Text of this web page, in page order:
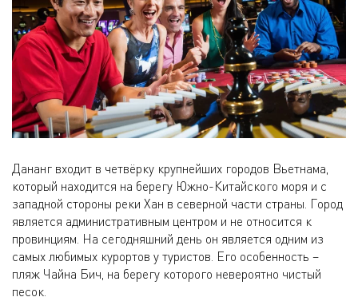
Дананг входит в четвёрку крупнейших городов Вьетнама,
который находится на берегу Южно-Китайского моря и с
западной стороны реки Хан в северной части страны. Город
является административным центром и не относится к
провинциям. На сегодняшний день он является одним из
самых любимых курортов у туристов. Его особенность –
пляж Чайна Бич, на берегу которого невероятно чистый
песок.